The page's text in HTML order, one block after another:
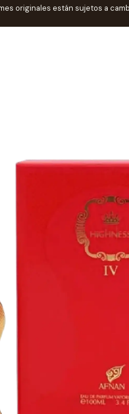
originales están sujetos a
Home